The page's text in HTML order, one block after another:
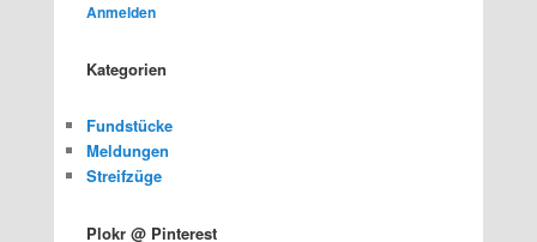
Anmelden
Kategorien
Fundstücke
Meldungen
Streifzüge
Plokr @ Pinterest